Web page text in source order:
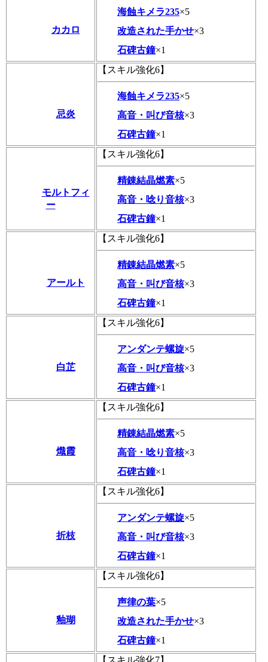
カカロ
海蝕キメラ235×5
改造された手かせ×3
石碑古鐘×1
忌炎
【スキル強化6】
海蝕キメラ235×5
高音・叫び音核×3
石碑古鐘×1
モルトフィ
ー
【スキル強化6】
精錬結晶燃素×5
高音・唸り音核×3
石碑古鐘×1
アールト
【スキル強化6】
精錬結晶燃素×5
高音・叫び音核×3
石碑古鐘×1
白芷
【スキル強化6】
アンダンテ螺旋×5
高音・叫び音核×3
石碑古鐘×1
熾霞
【スキル強化6】
精錬結晶燃素×5
高音・唸り音核×3
石碑古鐘×1
折枝
【スキル強化6】
アンダンテ螺旋×5
高音・叫び音核×3
石碑古鐘×1
釉瑚
【スキル強化6】
声律の葉×5
改造された手かせ×3
石碑古鐘×1
【スキル強化7】